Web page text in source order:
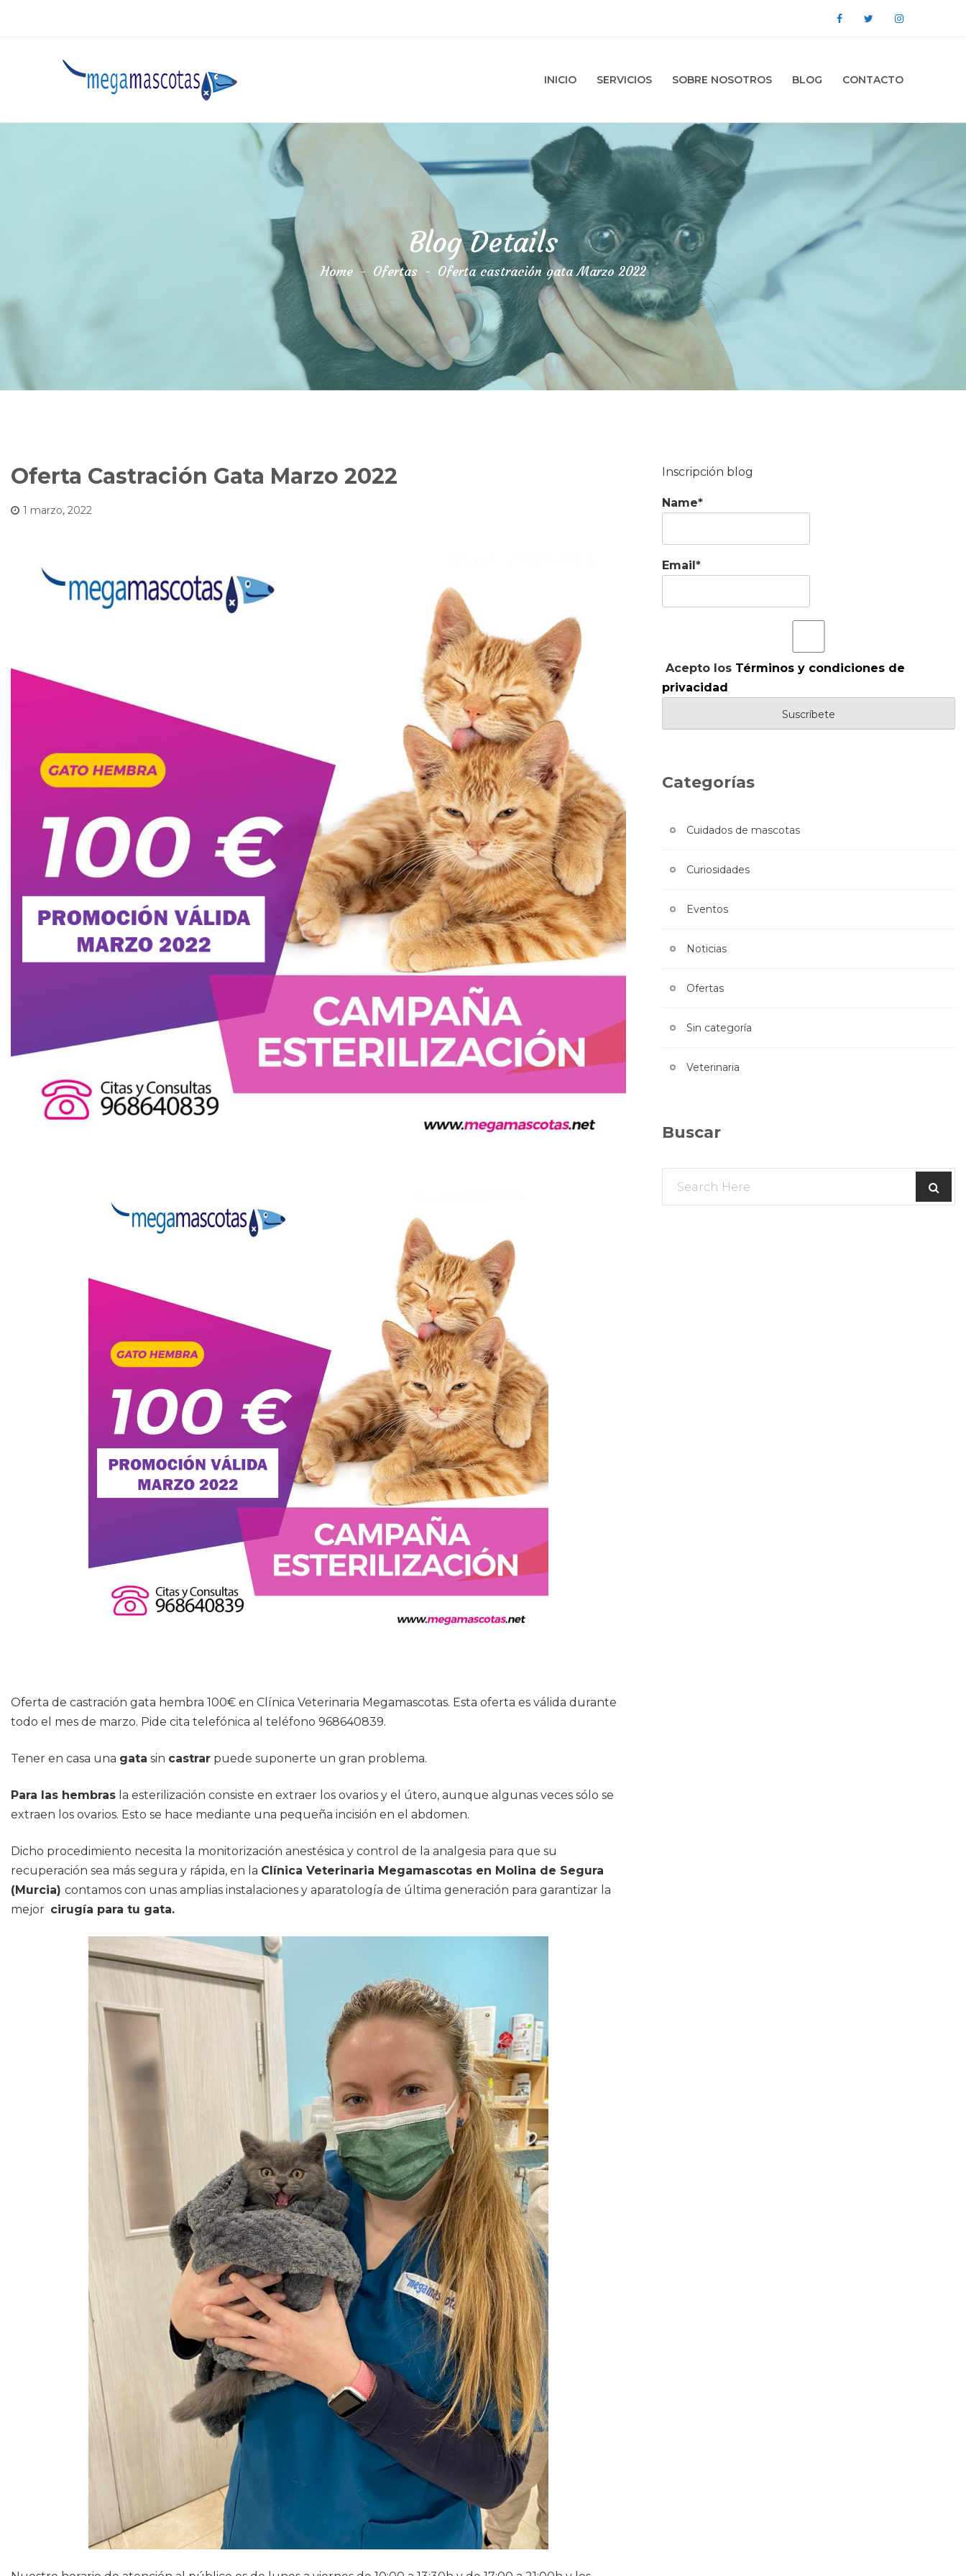
INICIO SERVICIOS SOBRE NOSOTROS BLOG CONTACTO
Blog Details
Home - Ofertas - Oferta castración gata Marzo 2022
Oferta Castración Gata Marzo 2022
1 marzo, 2022
Oferta de castración gata hembra 100€ en Clínica Veterinaria Megamascotas. Esta oferta es válida durante
todo el mes de marzo. Pide cita telefónica al teléfono 968640839.
Tener en casa una gata sin castrar puede suponerte un gran problema.
Para las hembras la esterilización consiste en extraer los ovarios y el útero, aunque algunas veces sólo se
extraen los ovarios. Esto se hace mediante una pequeña incisión en el abdomen.
Dicho procedimiento necesita la monitorización anestésica y control de la analgesia para que su
recuperación sea más segura y rápida, en la Clínica Veterinaria Megamascotas en Molina de Segura
(Murcia) contamos con unas amplias instalaciones y aparatología de última generación para garantizar la
mejor cirugía para tu gata.
Inscripción blog
Name*
Email*
Acepto los Términos y condiciones de
privacidad
Categorías
Cuidados de mascotas
Curiosidades
Eventos
Noticias
Ofertas
Sin categoría
Veterinaria
Buscar